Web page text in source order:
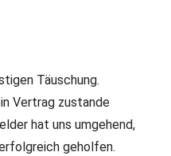
Täuschung.
Vertrag zustande
hat uns umgehend,
geholfen.